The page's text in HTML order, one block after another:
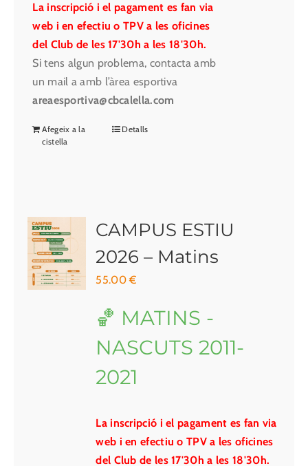
La inscripció i el pagament es fan via
web i en efectiu o TPV a les oficines
del Club de les 17'30h a les 18'30h.
Si tens algun problema, contacta amb
un mail a amb l’àrea esportiva
areaesportiva@cbcalella.com
Afegeix a la
cistella
Detalls
CAMPUS ESTIU
2026 – Matins
55.00€
🏀 MATINS -
NASCUTS 2011-
2021
La inscripció i el pagament es fan via
web i en efectiu o TPV a les oficines
del Club de les 17'30h a les 18'30h.